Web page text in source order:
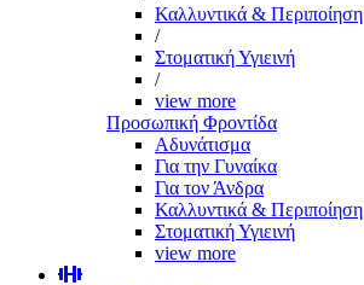
Καλλυντικά & Περιποίηση
/
Στοματική Υγιεινή
/
view more
Προσωπική Φροντίδα
Αδυνάτισμα
Για την Γυναίκα
Για τον Άνδρα
Καλλυντικά & Περιποίηση
Στοματική Υγιεινή
view more